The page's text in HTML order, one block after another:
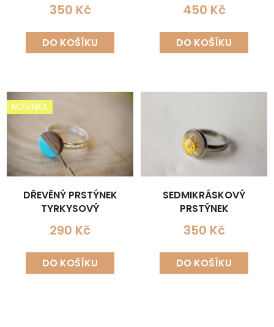
350 Kč
DO KOŠÍKU
450 Kč
DO KOŠÍKU
NOVINKA
DŘEVĚNÝ PRSTÝNEK
TYRKYSOVÝ
290 Kč
DO KOŠÍKU
SEDMIKRÁSKOVÝ
PRSTÝNEK
350 Kč
DO KOŠÍKU